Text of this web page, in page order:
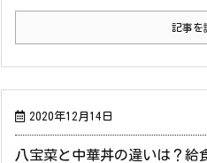
記事を
2020年12月14日
八宝菜と中華丼の違いは？給